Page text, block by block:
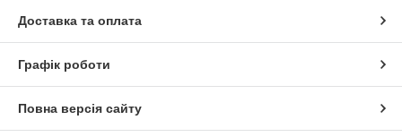
Доставка та оплата
Графік роботи
Повна версія сайту